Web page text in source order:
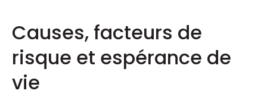
Causes, facteurs de
risque et espérance de
vie